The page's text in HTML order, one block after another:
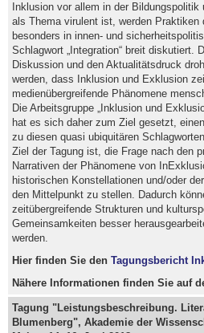
Inklusion vor allem in der
als Thema virulent ist, werden Praktiken
besonders in innen- und
Schlagwort „Integration“ breit diskutiert.
Diskussion und den Aktualitätsdruck
werden, dass Inklusion und Exklusion
medienübergreifende Phänomene
Die Arbeitsgruppe „Inklusion und
hat es sich daher zum Ziel gesetzt,
zu diesen quasi ubiquitären
Ziel der Tagung ist, die Frage nach den
Narrativen der Phänomene von
historischen Konstellationen und/oder
den Mittelpunkt zu stellen. Dadurch
zeitübergreifende Strukturen und
Gemeinsamkeiten besser
werden.
Hier finden Sie denTagungsbericht
Nähere Informationen finden Sie auf
Tagung " Leistungsbeschreibung.
Blumenberg", Akademie der